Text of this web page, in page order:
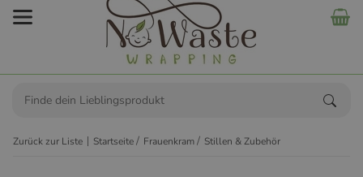
Zurück zur Liste Startseite Frauenkram Stillen & Zubehör